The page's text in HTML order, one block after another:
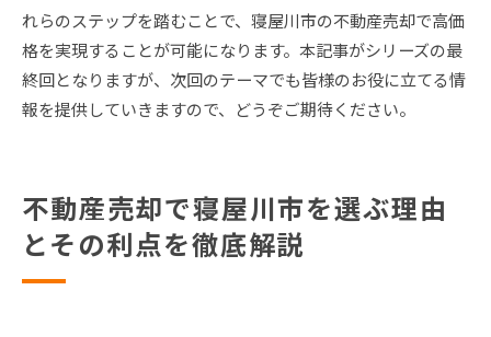
れらのステップを踏むことで、寝屋川市の不動産売却で高価
格を実現することが可能になります。本記事がシリーズの最
終回となりますが、次回のテーマでも皆様のお役に立てる情
報を提供していきますので、どうぞご期待ください。
不動産売却で寝屋川市を選ぶ理由
とその利点を徹底解説